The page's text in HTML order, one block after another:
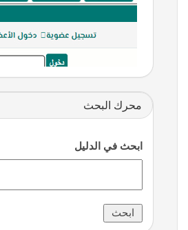
محرك البحث
ابحث في الدليل